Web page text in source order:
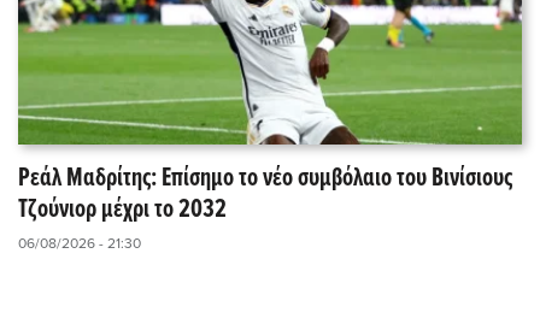
Ρεάλ Μαδρίτης: Επίσημο το νέο συμβόλαιο του Βινίσιους
Τζούνιορ μέχρι το 2032
06/08/2026 - 21:30